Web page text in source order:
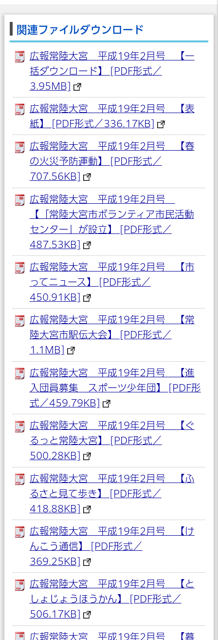
関連ファイルダウンロード
広報常陸大宮 平成19年2月号 【一
括ダウンロード】 [PDF形式／
3.95MB]
広報常陸大宮 平成19年2月号 【表
紙】 [PDF形式／336.17KB]
広報常陸大宮 平成19年2月号 【春
の火災予防運動】 [PDF形式／
707.56KB]
広報常陸大宮 平成19年2月号
【「常陸大宮市ボランティア市民活動
センター」が設立】 [PDF形式／
487.53KB]
広報常陸大宮 平成19年2月号 【市
ってニュース】 [PDF形式／
450.91KB]
広報常陸大宮 平成19年2月号 【常
陸大宮市駅伝大会】 [PDF形式／
1.1MB]
広報常陸大宮 平成19年2月号 【進
入団員募集 スポーツ少年団】 [PDF形
式／459.79KB]
広報常陸大宮 平成19年2月号 【ぐ
るっと常陸大宮】 [PDF形式／
500.28KB]
広報常陸大宮 平成19年2月号 【ふ
るさと見て歩き】 [PDF形式／
418.88KB]
広報常陸大宮 平成19年2月号 【け
んこう通信】 [PDF形式／
369.25KB]
広報常陸大宮 平成19年2月号 【と
しょじょうほうかん】 [PDF形式／
506.17KB]
広報常陸大宮 平成19年2月号 【暮